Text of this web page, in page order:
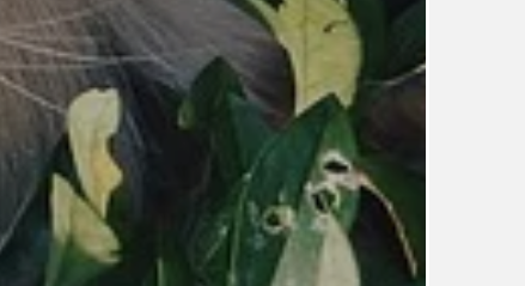
TÉMA